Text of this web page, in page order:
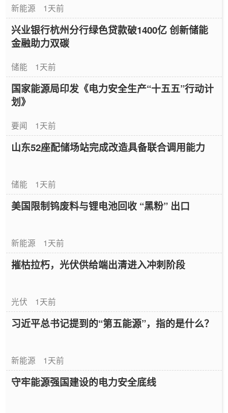
新能源 1天前
兴业银行杭州分行绿色贷款破1400亿 创新储能
金融助力双碳
储能 1天前
国家能源局印发《电力安全生产“十五五”行动计
划》
要闻 1天前
山东52座配储场站完成改造具备联合调用能力
储能 1天前
美国限制钨废料与锂电池回收 “黑粉” 出口
新能源 1天前
摧枯拉朽，光伏供给端出清进入冲刺阶段
光伏 1天前
习近平总书记提到的“第五能源”，指的是什么？
新能源 1天前
守牢能源强国建设的电力安全底线